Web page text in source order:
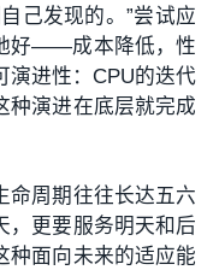
己发现的。”尝试应
好——成本降低，性
演进性：CPU的迭代
种演进在底层就完成
命周期往往长达五六
，更要服务明天和后
种面向未来的适应能